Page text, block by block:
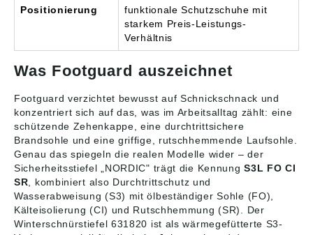
Produktsicherheitsveror
dnung ((EU) 2023/998):
ISM, Heinrich Krämer
Lippstadt, Deutschland,
europa.de
Positionierung
funktionale Schutzschuhe mit
starkem Preis-Leistungs-
Verhältnis
Was Footguard auszeichnet
Footguard verzichtet bewusst auf Schnickschnack und
konzentriert sich auf das, was im Arbeitsalltag zählt: eine
schützende Zehenkappe, eine durchtrittsichere
Brandsohle und eine griffige, rutschhemmende Laufsohle.
Genau das spiegeln die realen Modelle wider – der
Sicherheitsstiefel „NORDIC" trägt die KennungS3L FO CI
SR , kombiniert also Durchtrittschutz und
Wasserabweisung (S3) mit ölbeständiger Sohle (FO),
Kälteisolierung (CI) und Rutschhemmung (SR). Der
Winterschnürstiefel 631820 ist als wärmegefütterte S3-